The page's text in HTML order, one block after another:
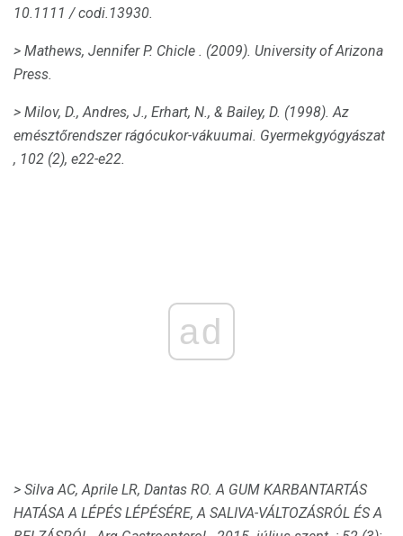
10.1111 / codi.13930.
> Mathews, Jennifer P. Chicle . (2009). University of Arizona
Press.
> Milov, D., Andres, J., Erhart, N., & Bailey, D. (1998). Az
emésztőrendszer rágócukor-vákuumai. Gyermekgyógyászat
, 102 (2), e22-e22.
ad
> Silva AC, Aprile LR, Dantas RO. A GUM KARBANTARTÁS
HATÁSA A LÉPÉS LÉPÉSÉRE, A SALIVA-VÁLTOZÁSRÓL ÉS A